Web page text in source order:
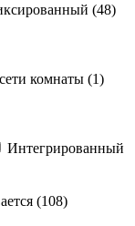
(48)
комнаты (1)
Интегрированный
(108)